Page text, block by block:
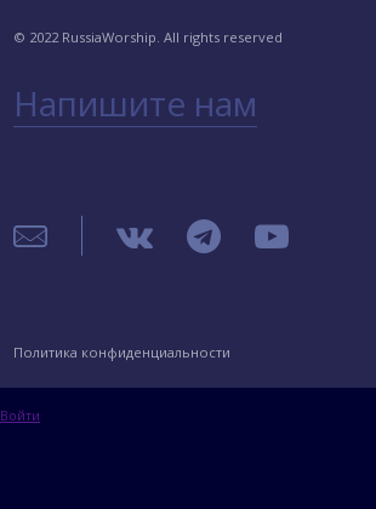
© 2022 RussiaWorship. All rights reserved
Напишите нам
Политика конфиденциальности
Войти